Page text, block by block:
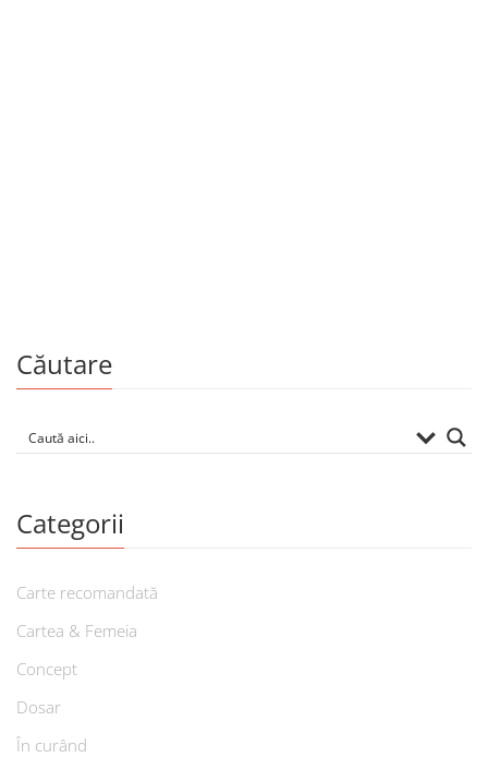
Căutare
Categorii
Carte recomandată
Cartea & Femeia
Concept
Dosar
În curând